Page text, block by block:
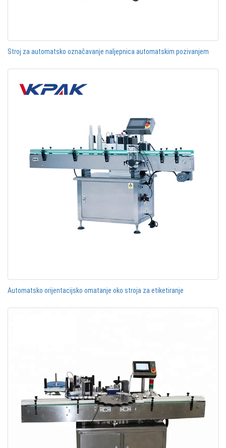
Stroj za automatsko označavanje naljepnica automatskim pozivanjem
Automatsko orijentacijsko omatanje oko stroja za etiketiranje